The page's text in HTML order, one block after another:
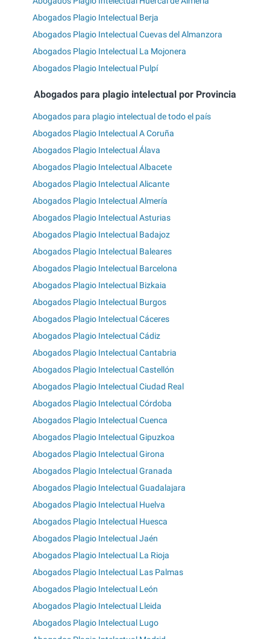
Abogados Plagio Intelectual Berja
Abogados Plagio Intelectual Cuevas del Almanzora
Abogados Plagio Intelectual La Mojonera
Abogados Plagio Intelectual Pulpí
Abogados para plagio intelectual por Provincia
Abogados para plagio intelectual de todo el país
Abogados Plagio Intelectual A Coruña
Abogados Plagio Intelectual Álava
Abogados Plagio Intelectual Albacete
Abogados Plagio Intelectual Alicante
Abogados Plagio Intelectual Almería
Abogados Plagio Intelectual Asturias
Abogados Plagio Intelectual Badajoz
Abogados Plagio Intelectual Baleares
Abogados Plagio Intelectual Barcelona
Abogados Plagio Intelectual Bizkaia
Abogados Plagio Intelectual Burgos
Abogados Plagio Intelectual Cáceres
Abogados Plagio Intelectual Cádiz
Abogados Plagio Intelectual Cantabria
Abogados Plagio Intelectual Castellón
Abogados Plagio Intelectual Ciudad Real
Abogados Plagio Intelectual Córdoba
Abogados Plagio Intelectual Cuenca
Abogados Plagio Intelectual Gipuzkoa
Abogados Plagio Intelectual Girona
Abogados Plagio Intelectual Granada
Abogados Plagio Intelectual Guadalajara
Abogados Plagio Intelectual Huelva
Abogados Plagio Intelectual Huesca
Abogados Plagio Intelectual Jaén
Abogados Plagio Intelectual La Rioja
Abogados Plagio Intelectual Las Palmas
Abogados Plagio Intelectual León
Abogados Plagio Intelectual Lleida
Abogados Plagio Intelectual Lugo